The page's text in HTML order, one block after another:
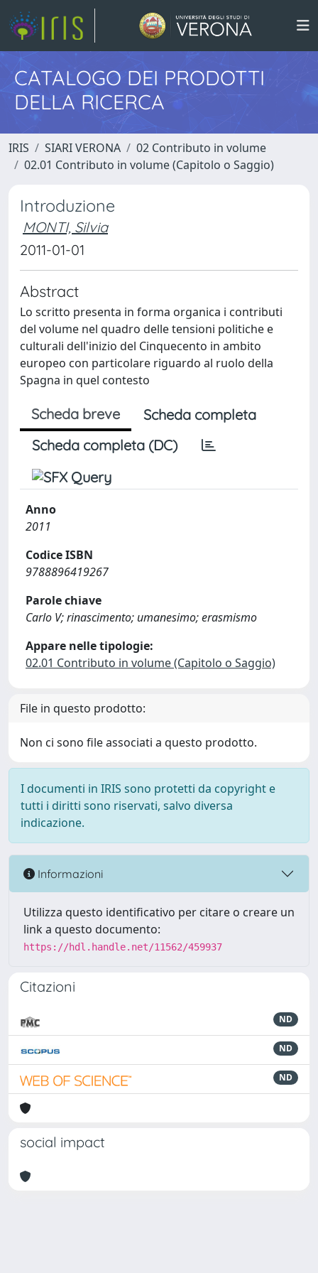
CATALOGO DEI PRODOTTI
DELLA RICERCA
IRIS SIARI VERONA
02 Contributo in volume
02.01 Contributo in volume (Capitolo o Saggio)
Introduzione
MONTI, Silvia
2011-01-01
Abstract
Lo scritto presenta in forma organica i contributi
del volume nel quadro delle tensioni politiche e
culturali dell'inizio del Cinquecento in ambito
europeo con particolare riguardo al ruolo della
Spagna in quel contesto
Scheda breve
Scheda completa
Scheda completa (DC)
Anno
2011
Codice ISBN
9788896419267
Parole chiave
Carlo V; rinascimento; umanesimo; erasmismo
Appare nelle tipologie:
02.01 Contributo in volume (Capitolo o Saggio)
File in questo prodotto:
Non ci sono file associati a questo prodotto.
I documenti in IRIS sono protetti da copyright e
tutti i diritti sono riservati, salvo diversa
indicazione.
Informazioni
Utilizza questo identificativo per citare o creare un
link a questo documento:
https://hdl.handle.net/11562/459937
Citazioni
ND
ND
ND
social impact